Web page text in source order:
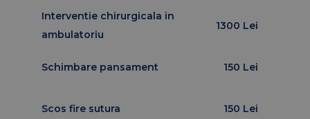
Interventie chirurgicala in
ambulatoriu
1300 Lei
Schimbare pansament 150 Lei
Scos fire sutura 150 Lei